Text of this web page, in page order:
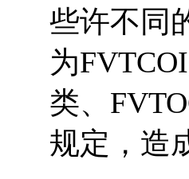
些许不同
为
类、
规定，造